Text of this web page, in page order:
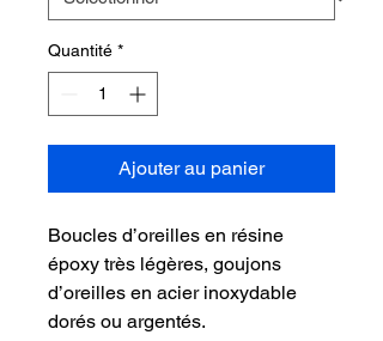
Quantité *
Ajouter au panier
Boucles d’oreilles en résine
époxy très légères, goujons
d’oreilles en acier inoxydable
dorés ou argentés.